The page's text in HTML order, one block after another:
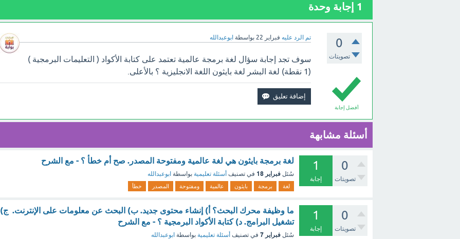
1 إجابة وحدة
0
تصويتات
تم الرد عليه فبراير 22 بواسطة ابوعبدالله
أفضل إجابة
سوف تجد إجابة سؤال لغة برمجة عالمية تعتمد على كتابة الأكواد ( التعليمات البرمجية )
(1 نقطة) لغة البشر لغة بايثون اللغة الانجليزية ؟ بالأعلى.
أسئلة مشابهة
0
تصويتات
1
إجابة
لغة برمجة بايثون هي لغة عالمية ومفتوحة المصدر. صح أم خطأ ؟ - مع الشرح
سُئل فبراير 18 في تصنيف أسئلة تعليمية بواسطة ابوعبدالله
لغة برمجة بايثون عالمية ومفتوحة المصدر خطأ
0
تصويتات
1
إجابة
ما وظيفة محرك البحث؟ أ) إنشاء محتوى جديد. ب) البحث عن معلومات على الإنترنت. ج)
تشغيل البرامج. د) كتابة الأكواد البرمجية ؟ - مع الشرح
سُئل فبراير 7 في تصنيف أسئلة تعليمية بواسطة ابوعبدالله